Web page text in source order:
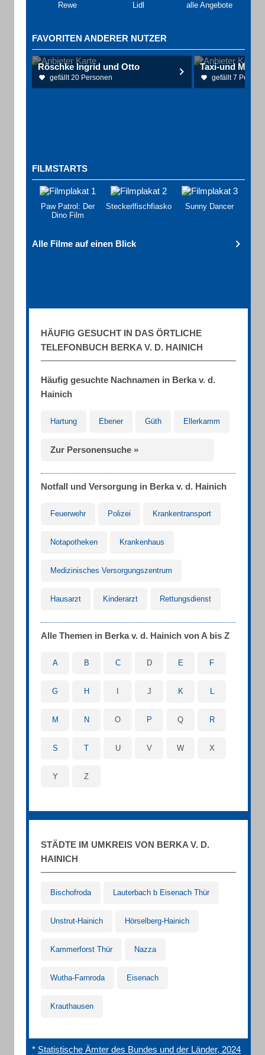
Rewe Lidl alle Angebote
FAVORITEN ANDERER NUTZER
Röschke Ingrid und Otto
gefällt 20 Personen gefällt 7
FILMSTARTS
Paw Patrol: Der
Dino Film
Steckerlfischfiasko Sunny Dancer
Alle Filme auf einen Blick
HÄUFIG GESUCHT IN DAS ÖRTLICHE
TELEFONBUCH BERKA V. D. HAINICH
Häufig gesuchte Nachnamen in Berka v. d.
Hainich
Hartung Ebener Güth Ellerkamm
Zur Personensuche »
Notfall und Versorgung in Berka v. d. Hainich
Feuerwehr Polizei Krankentransport
Notapotheken Krankenhaus
Medizinisches Versorgungszentrum
Hausarzt Kinderarzt Rettungsdienst
Alle Themen in Berka v. d. Hainich von A bis Z
A B C D E F
G H J K L
M N O P Q R
S T U V W X
Y Z
STÄDTE IM UMKREIS VON BERKA V. D.
HAINICH
Bischofroda Lauterbach b Eisenach Thür
Unstrut-Hainich Hörselberg-Hainich
Kammerforst Thür Nazza
Wutha-Farnroda Eisenach
Krauthausen
* Statistische Ämter des Bundes und der Länder, 2024